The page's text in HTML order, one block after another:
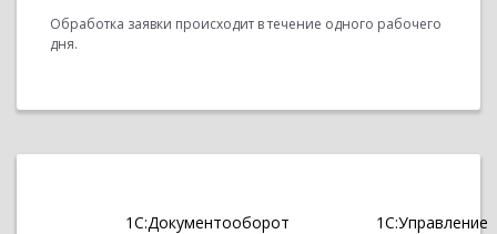
Обработка заявки происходит в течение одного рабочего
дня.
1С:Документооборот
1С:Управление